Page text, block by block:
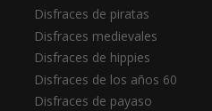
Disfraces de piratas
Disfraces medievales
Disfraces de hippies
Disfraces de los años 60
Disfraces de payaso